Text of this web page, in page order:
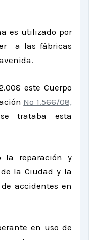
es utilizado por
a las fábricas
este Cuerpo
Nº 1.566/08,
trataba esta
la reparación y
la Ciudad y la
accidentes en
en uso de